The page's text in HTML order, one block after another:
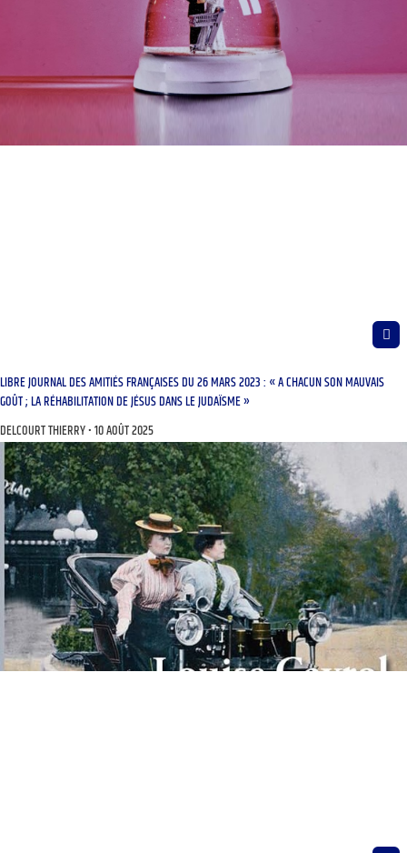
LIBRE JOURNAL DES AMITIÉS FRANÇAISES DU 26 MARS 2023 : « A CHACUN SON MAUVAIS
GOÛT ; LA RÉHABILITATION DE JÉSUS DANS LE JUDAÏSME »
DELCOURT THIERRY 10 AOÛT 2025